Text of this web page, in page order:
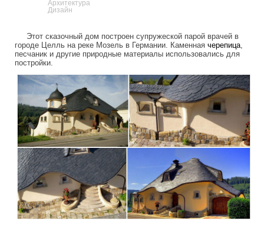
Архитектура
Дизайн
Этот сказочный дом построен супружеской парой врачей в
городе Целль на реке Мозель в Германии. Каменная черепица
песчаник и другие природные материалы использовались для
постройки.
house_from_fairytale_in_germany.jpg